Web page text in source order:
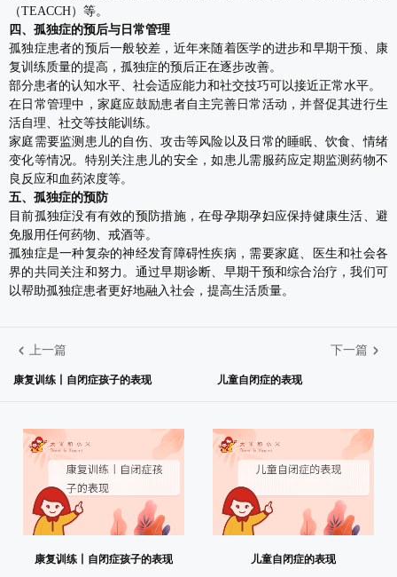
（TEACCH）等。
四、孤独症的预后与日常管理
孤独症患者的预后一般较差，近年来随着医学的进步和早期干预、康
复训练质量的提高，孤独症的预后正在逐步改善。
部分患者的认知水平、社会适应能力和社交技巧可以接近正常水平。
在日常管理中，家庭应鼓励患者自主完善日常活动，并督促其进行生
活自理、社交等技能训练。
家庭需要监测患儿的自伤、攻击等风险以及日常的睡眠、饮食、情绪
变化等情况。特别关注患儿的安全，如患儿需服药应定期监测药物不
良反应和血药浓度等。
五、孤独症的预防
目前孤独症没有有效的预防措施，在母孕期孕妇应保持健康生活、避
免服用任何药物、戒酒等。
孤独症是一种复杂的神经发育障碍性疾病，需要家庭、医生和社会各
界的共同关注和努力。通过早期诊断、早期干预和综合治疗，我们可
以帮助孤独症患者更好地融入社会，提高生活质量。
上一篇
康复训练丨自闭症孩子的表现
下一篇
儿童自闭症的表现
康复训练丨自闭症孩子的表现 儿童自闭症的表现